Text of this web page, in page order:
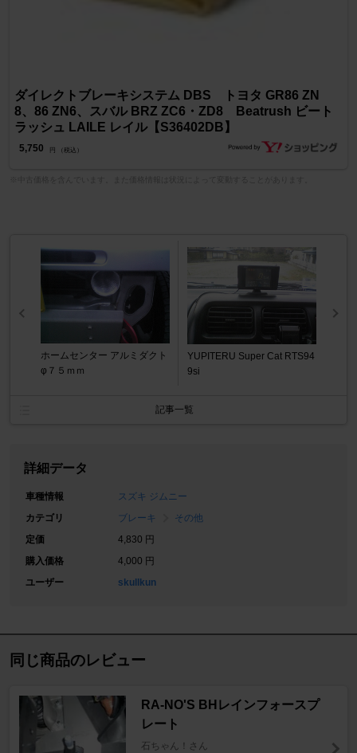
ダイレクトブレーキシステム DBS トヨタ GR86 ZN
8、86 ZN6、スバル BRZ ZC6・ZD8 Beatrush ビート
ラッシュ LAILE レイル【S36402DB】
5,750 円 （税込）
ホームセンター アルミダクト
φ７５ｍｍ
YUPITERU Super Cat RTS94
9si
記事一覧
詳細データ
車種情報
スズキ ジムニー
カテゴリ
ブレーキ
その他
定価
4,830 円
購入価格
4,000 円
ユーザー
skullkun
同じ商品のレビュー
RA-NO'S BHレインフォースプ
レート
石ちゃん！さん